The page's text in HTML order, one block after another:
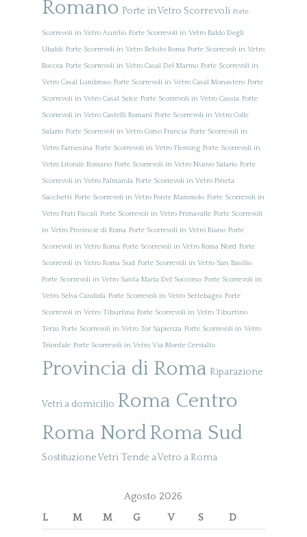
Romano Porte in Vetro Scorrevoli Porte
Scorrevoli in Vetro Aurelio Porte Scorrevoli in Vetro Baldo Degli
Ubaldi Porte Scorrevoli in Vetro Belsito Roma Porte Scorrevoli in Vetro
Boccea Porte Scorrevoli in Vetro Casal Del Marmo Porte Scorrevoli in
Vetro Casal Lumbroso Porte Scorrevoli in Vetro Casal Monastero Porte
Scorrevoli in Vetro Casal Selce Porte Scorrevoli in Vetro Cassia Porte
Scorrevoli in Vetro Castelli Romani Porte Scorrevoli in Vetro Colle
Salario Porte Scorrevoli in Vetro Corso Francia Porte Scorrevoli in
Vetro Farnesina Porte Scorrevoli in Vetro Fleming Porte Scorrevoli in
Vetro Litorale Romano Porte Scorrevoli in Vetro Nuovo Salario Porte
Scorrevoli in Vetro Palmarola Porte Scorrevoli in Vetro Pineta
Sacchetti Porte Scorrevoli in Vetro Ponte Mammolo Porte Scorrevoli in
Vetro Prati Fiscali Porte Scorrevoli in Vetro Primavalle Porte Scorrevoli
in Vetro Provincie di Roma Porte Scorrevoli in Vetro Riano Porte
Scorrevoli in Vetro Roma Porte Scorrevoli in Vetro Roma Nord Porte
Scorrevoli in Vetro Roma Sud Porte Scorrevoli in Vetro San Basilio
Porte Scorrevoli in Vetro Santa Maria Del Soccorso Porte Scorrevoli in
Vetro Selva Candida Porte Scorrevoli in Vetro Settebagni Porte
Scorrevoli in Vetro Tiburtina Porte Scorrevoli in Vetro Tiburtino
Terzo Porte Scorrevoli in Vetro Tor Sapienza Porte Scorrevoli in Vetro
Trionfale Porte Scorrevoli in Vetro Via Monte Cervialto
Provincia di Roma Riparazione
Vetri a domicilio Roma Centro
Roma NordRoma Sud
Sostituzione Vetri Tende a Vetro a Roma
Agosto 2026
L
M M G V S D